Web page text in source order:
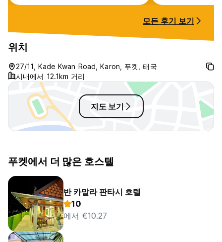
beds are 3 walls and a curtain so
nice enough though, lovely staff!
the get the
another one.
모든 후기 보기
위치
27/11, Kade Kwan Road, Karon, 푸켓, 태국
시내에서 12.1km 거리
지도 보기
푸켓에서 더 많은 호스텔
반 카말라 판타시 호텔
10
에서 €10.27